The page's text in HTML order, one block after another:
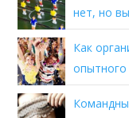
нет, но
Как
опытного